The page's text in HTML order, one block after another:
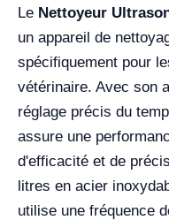
Le Nettoyeur
un appareil de
spécifiquement pour
vétérinaire. Avec son
réglage précis du
assure une
d'efficacité et de
litres en acier
utilise une fréquence